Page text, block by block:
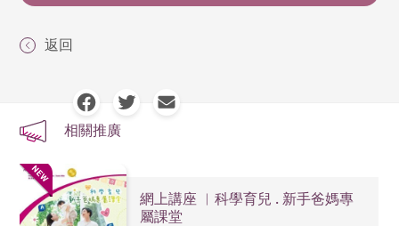
返回
相關推廣
網上講座 ︳科學育兒 . 新手爸媽專
屬課堂